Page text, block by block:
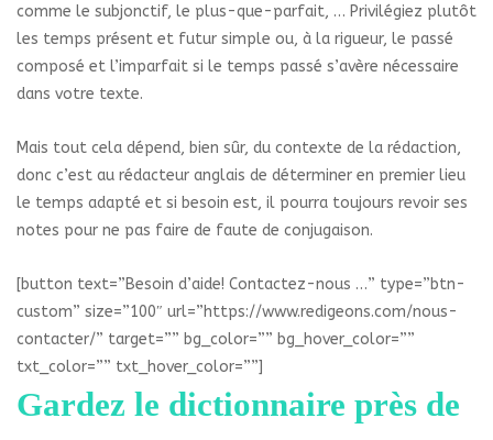
comme le subjonctif, le plus-que-parfait, … Privilégiez plutôt
les temps présent et futur simple ou, à la rigueur, le passé
composé et l’imparfait si le temps passé s’avère nécessaire
dans votre texte.
Mais tout cela dépend, bien sûr, du contexte de la rédaction,
donc c’est au rédacteur anglais de déterminer en premier lieu
le temps adapté et si besoin est, il pourra toujours revoir ses
notes pour ne pas faire de faute de conjugaison.
[button text=”Besoin d’aide! Contactez-nous …” type=”btn-
custom” size=”100″ url=”https://www.redigeons.com/nous-
contacter/” target=”” bg_color=”” bg_hover_color=””
txt_color=”” txt_hover_color=””]
Gardez le dictionnaire près de